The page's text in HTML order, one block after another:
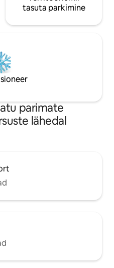
tasuta parkimine
parimate
lähedal